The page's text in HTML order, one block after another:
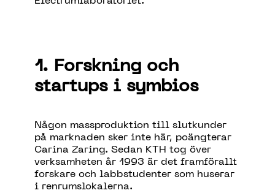
1. Forskning och
startups i symbios
Någon massproduktion till slutkunder
på marknaden sker inte här, poängterar
Carina Zaring. Sedan KTH tog över
verksamheten år 1993 är det framförallt
forskare och labbstudenter som huserar
i renrumslokalerna.